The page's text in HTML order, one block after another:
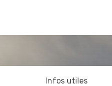
Infos utiles